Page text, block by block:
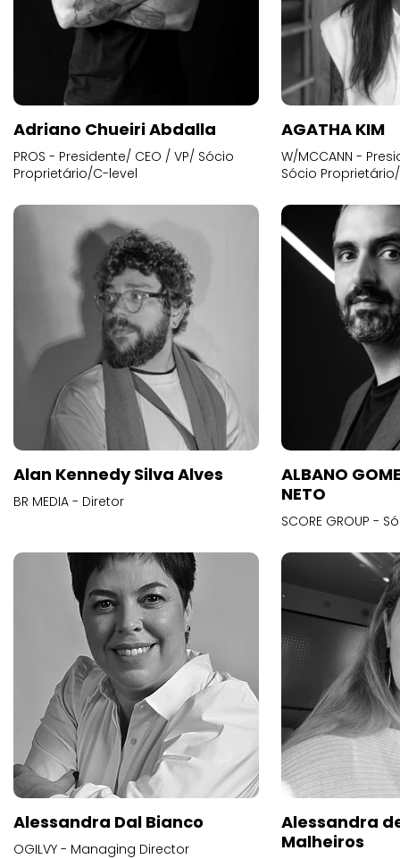
Adriano Chueiri Abdalla
PROS - Presidente/ CEO / VP/ Sócio
Proprietário/C-level
AGATHA KIM
W/MCCANN -
Sócio
Alan Kennedy Silva Alves
BR MEDIA - Diretor
ALBANO
NETO
SCORE GROUP -
Alessandra Dal Bianco
OGILVY - Managing Director
Alessandra
Malheiros